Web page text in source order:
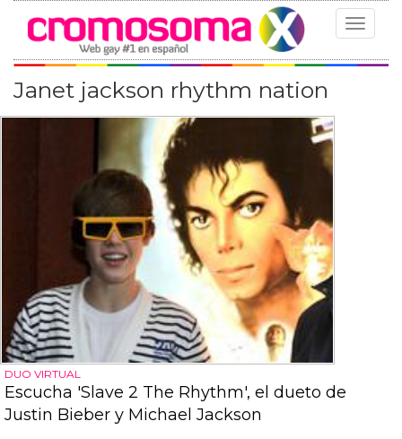
Toggle
Janet jackson rhythm nation
DUO VIRTUAL
Escucha 'Slave 2 The Rhythm', el dueto de
Justin Bieber y Michael Jackson